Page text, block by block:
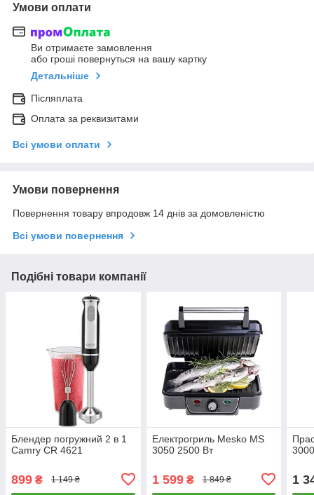
Умови оплати
Ви отримаєте замовлення
або гроші повернуться на вашу картку
Детальніше
Післяплата
Оплата за реквизитами
Всі умови оплати
Умови повернення
Повернення товару впродовж 14 днів за домовленістю
Всі умови повернення
Подібні товари компанії
Блендер погружний 2 в 1
Camry CR 4621
899 ₴ 1 149 ₴
Електрогриль Mesko MS
3050 2500 Вт
1 599₴ 1 849 ₴ 1